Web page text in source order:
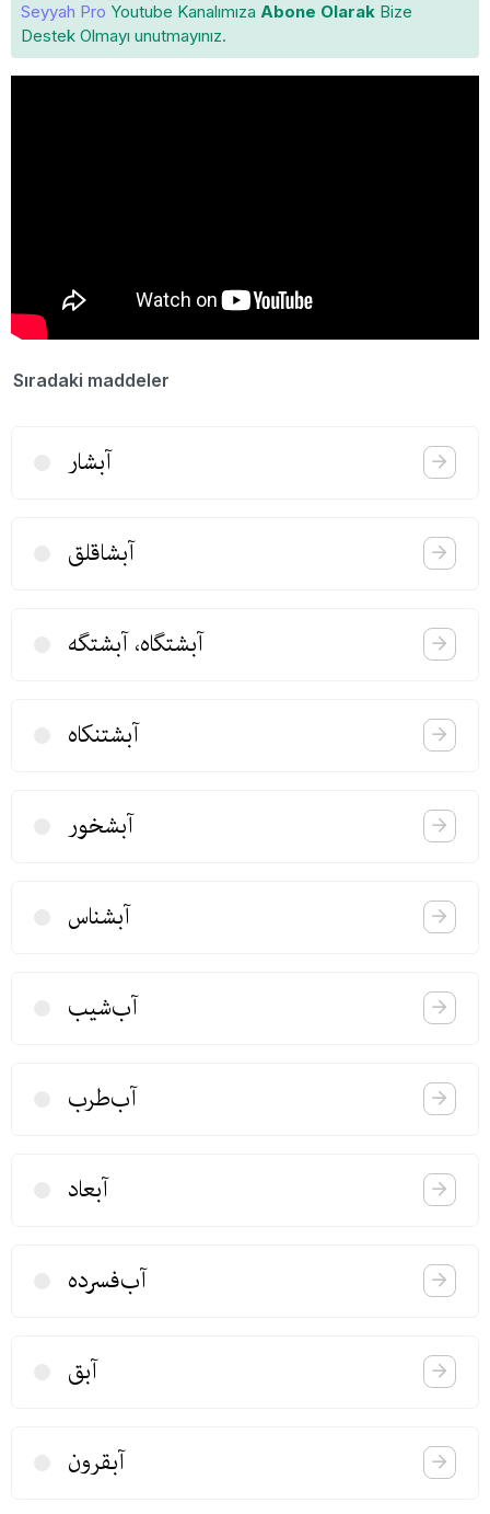
Seyyah Pro Youtube Kanalımıza Abone Olarak Bize
Destek Olmayı unutmayınız.
Sıradaki maddeler
آبشار
آبشاقلق
آبشتگاه، آبشتگه
آبشتنكاه
آبشخور
آبشناس
آب‌شیب
آب‌طرب
آبعاد
آب‌فسرده
آبق
آبقرون